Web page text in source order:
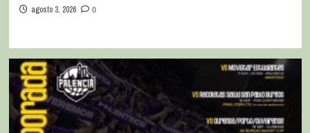
agosto 3, 2026 0